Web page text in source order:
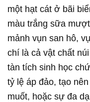
một hạt cát ở bãi
màu trắng sữa
mảnh vụn san hô,
chí là cả vật chất
tàn tích sinh học
tỷ lệ áp đảo, tạo
muốt, hoặc sự đa